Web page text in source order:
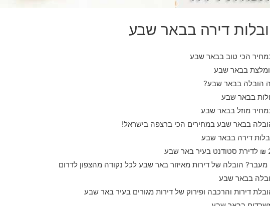
דירה בבאר שבע
הכי טוב בבאר שבע
בבאר שבע
הובלה בבאר שבע?
בבאר שבע
מוזל בבאר שבע
בבאר שבע במחירים הכי ברצפה בישראל!
דירה בבאר שבע
מעבר? הובלה של דירות מאיזור באר שבע לכל נקודה מהצפון לדרום
בבאר שבע
דירות והרכבה ופירוק של דירות מגורים בעיר באר שבע